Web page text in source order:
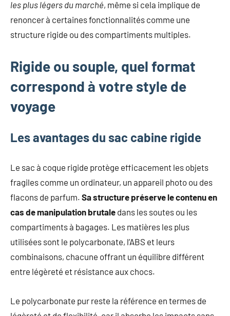
les plus légers du marché, même si cela implique de
renoncer à certaines fonctionnalités comme une
structure rigide ou des compartiments multiples.
Rigide ou souple, quel format
correspond à votre style de
voyage
Les avantages du sac cabine rigide
Le sac à coque rigide protège efficacement les objets
fragiles comme un ordinateur, un appareil photo ou des
flacons de parfum. Sa structure préserve le contenu en
cas de manipulation brutale dans les soutes ou les
compartiments à bagages. Les matières les plus
utilisées sont le polycarbonate, l’ABS et leurs
combinaisons, chacune offrant un équilibre différent
entre légèreté et résistance aux chocs.
Le polycarbonate pur reste la référence en termes de